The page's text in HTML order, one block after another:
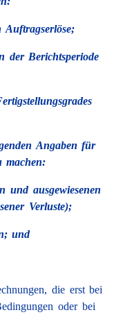
Auftragserlöse;
der Berichtsperiode
Angaben für
machen:
und ausgewiesenen
Verluste);
und
die erst bei
oder bei